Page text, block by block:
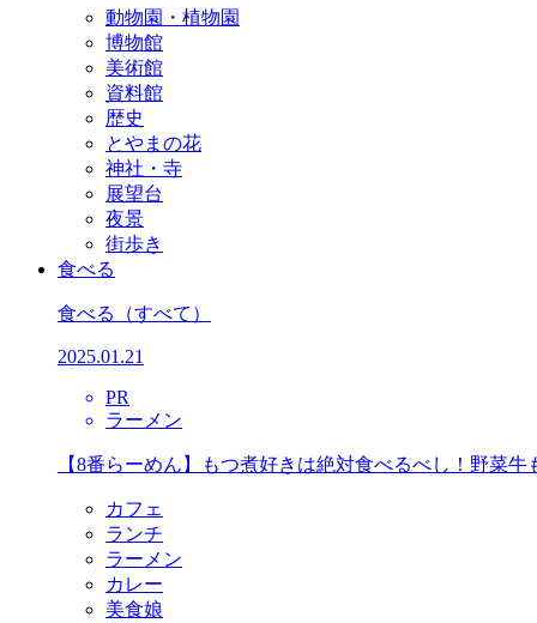
動物園・植物園
博物館
美術館
資料館
歴史
とやまの花
神社・寺
展望台
夜景
街歩き
食べる
食べる （すべて）
2025.01.21
PR
ラーメン
【8番らーめん】もつ煮好きは絶対食べるべし！野菜
カフェ
ランチ
ラーメン
カレー
美食娘